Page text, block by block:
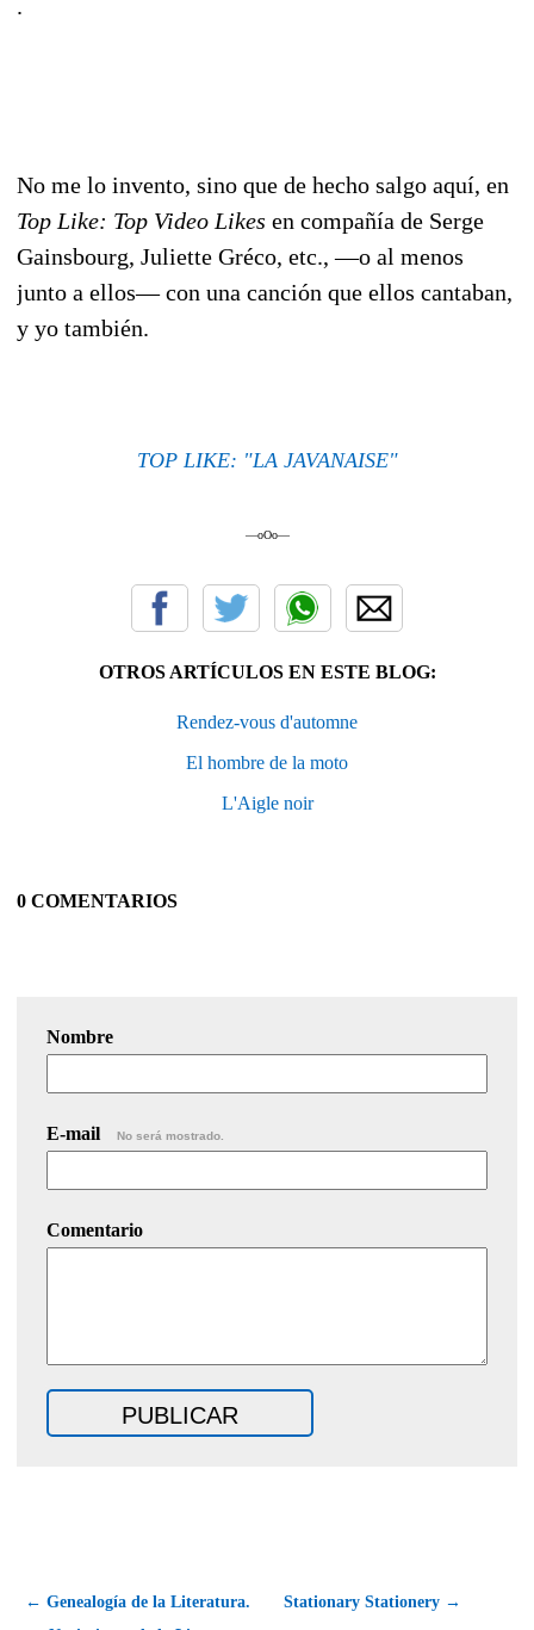
.
No me lo invento, sino que de hecho salgo aquí, en
Top Like: Top Video Likes en compañía de Serge
Gainsbourg, Juliette Gréco, etc., —o al menos
junto a ellos— con una canción que ellos cantaban,
y yo también.
TOP LIKE: "LA JAVANAISE"
—oOo—
OTROS ARTÍCULOS EN ESTE BLOG:
Rendez-vous d'automne
El hombre de la moto
L'Aigle noir
0 COMENTARIOS
Nombre
E-mail No será mostrado.
Comentario
← Genealogía de la Literatura.
Stationary Stationery →